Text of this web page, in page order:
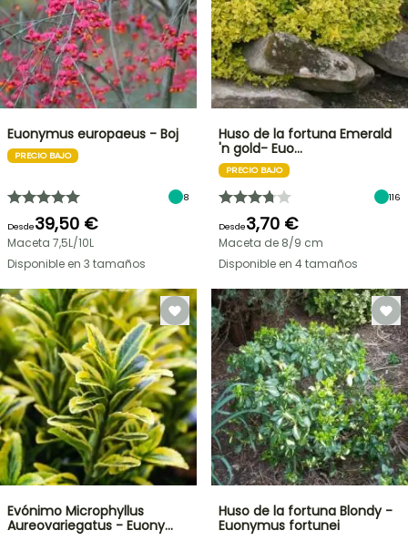
Euonymus europaeus - Boj
PRECIO BAJO
8
Desde39,50 €
Maceta 7,5L/10L
Disponible en 3 tamaños
Huso de la fortuna Emerald
'n gold- Euo…
PRECIO BAJO
116
Desde3,70 €
Maceta de 8/9 cm
Disponible en 4 tamaños
Evónimo Microphyllus
Aureovariegatus - Euony…
Huso de la fortuna Blondy -
Euonymus fortunei